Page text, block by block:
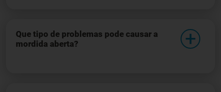
Que tipo de problemas pode causar a
mordida aberta?